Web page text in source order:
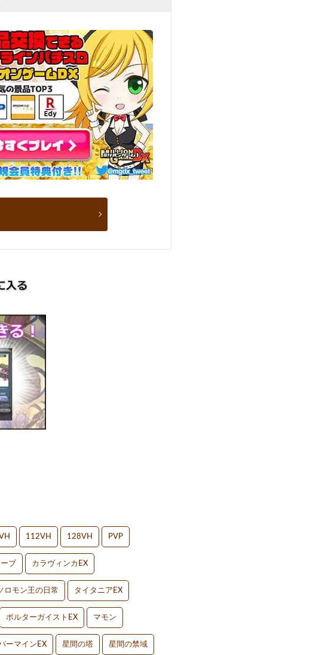
112VH 128VH PVP
ブ カラヴィンカEX
ロモン王の日常 タイタニアEX
ポルターガイストEX マモン
ーマインEX 星間の塔 星間の禁域